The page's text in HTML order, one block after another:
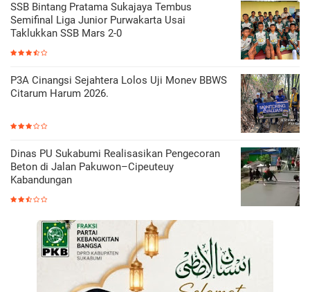
SSB Bintang Pratama Sukajaya Tembus
Semifinal Liga Junior Purwakarta Usai
Taklukkan SSB Mars 2-0
P3A Cinangsi Sejahtera Lolos Uji Monev BBWS
Citarum Harum 2026.
Dinas PU Sukabumi Realisasikan Pengecoran
Beton di Jalan Pakuwon–Cipeuteuy
Kabandungan